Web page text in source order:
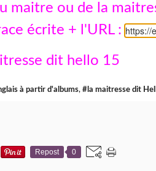
maitre ou de la
écrite + l'URL :https://
à partir d'albums, #la maitresse dit
Repost 0